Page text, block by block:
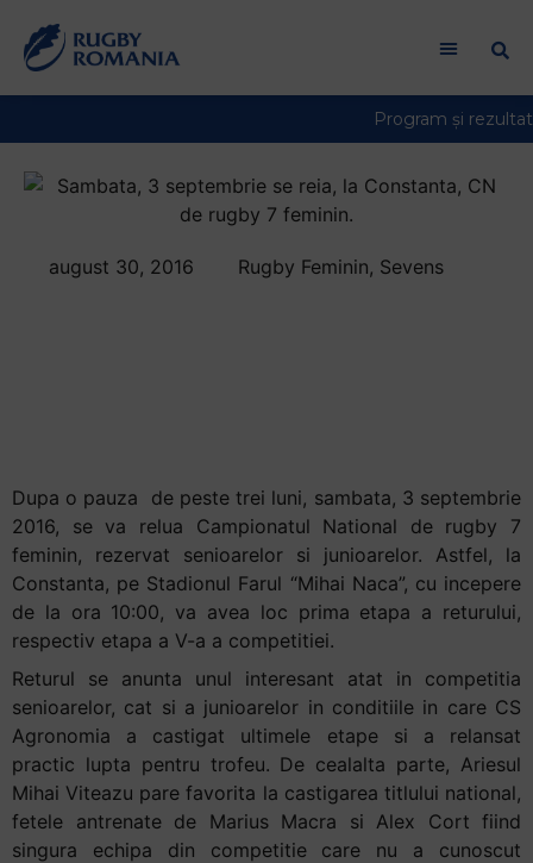
august 30, 2016 Rugby Feminin, Sevens
Dupa o pauza de peste trei luni, sambata, 3 septembrie
2016, se va relua Campionatul National de rugby 7
feminin, rezervat senioarelor si junioarelor. Astfel, la
Constanta, pe Stadionul Farul “Mihai Naca”, cu incepere
de la ora 10:00, va avea loc prima etapa a returului,
respectiv etapa a V-a a competitiei.
Returul se anunta unul interesant atat in competitia
senioarelor, cat si a junioarelor in conditiile in care CS
Agronomia a castigat ultimele etape si a relansat
practic lupta pentru trofeu. De cealalta parte, Ariesul
Mihai Viteazu pare favorita la castigarea titlului national,
fetele antrenate de Marius Macra si Alex Cort fiind
singura echipa din competitie care nu a cunoscut